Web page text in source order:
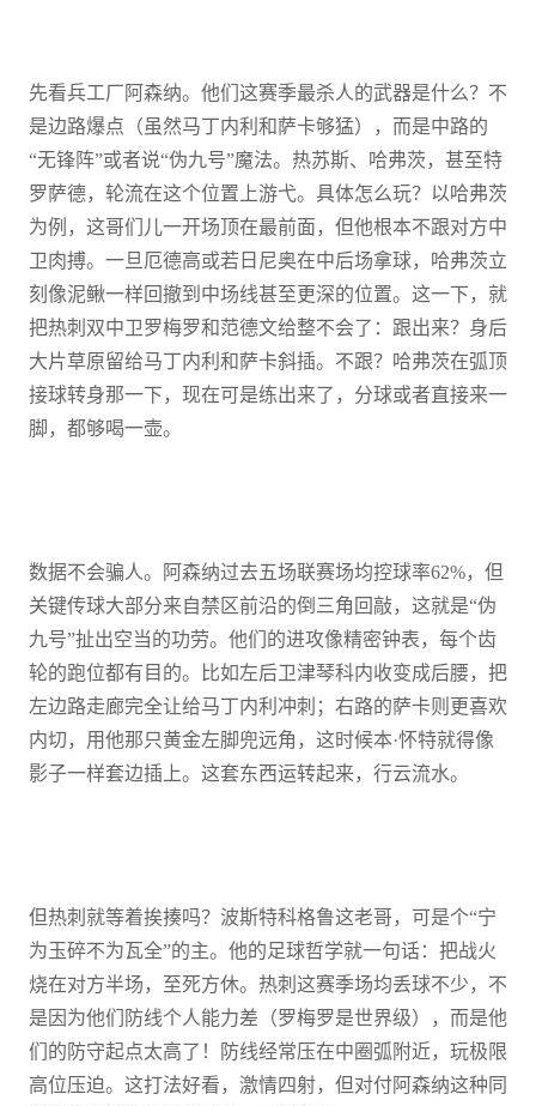
先看兵工厂阿森纳。他们这赛季最杀人的武器是什么？不
是边路爆点（虽然马丁内利和萨卡够猛），而是中路的
“无锋阵”或者说“伪九号”魔法。热苏斯、哈弗茨，甚至特
罗萨德，轮流在这个位置上游弋。具体怎么玩？以哈弗茨
为例，这哥们儿一开场顶在最前面，但他根本不跟对方中
卫肉搏。一旦厄德高或若日尼奥在中后场拿球，哈弗茨立
刻像泥鳅一样回撤到中场线甚至更深的位置。这一下，就
把热刺双中卫罗梅罗和范德文给整不会了：跟出来？身后
大片草原留给马丁内利和萨卡斜插。不跟？哈弗茨在弧顶
接球转身那一下，现在可是练出来了，分球或者直接来一
脚，都够喝一壶。
数据不会骗人。阿森纳过去五场联赛场均控球率62%，但
关键传球大部分来自禁区前沿的倒三角回敲，这就是“伪
九号”扯出空当的功劳。他们的进攻像精密钟表，每个齿
轮的跑位都有目的。比如左后卫津琴科内收变成后腰，把
左边路走廊完全让给马丁内利冲刺；右路的萨卡则更喜欢
内切，用他那只黄金左脚兜远角，这时候本·怀特就得像
影子一样套边插上。这套东西运转起来，行云流水。
但热刺就等着挨揍吗？波斯特科格鲁这老哥，可是个“宁
为玉碎不为瓦全”的主。他的足球哲学就一句话：把战火
烧在对方半场，至死方休。热刺这赛季场均丢球不少，不
是因为他们防线个人能力差（罗梅罗是世界级），而是他
们的防守起点太高了！防线经常压在中圈弧附近，玩极限
高位压迫。这打法好看，激情四射，但对付阿森纳这种同